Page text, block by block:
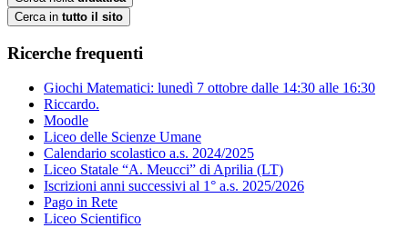
Cerca in tutto il sito
Ricerche frequenti
Giochi Matematici: lunedì 7 ottobre dalle 14:30 alle 16:30
Riccardo.
Moodle
Liceo delle Scienze Umane
Calendario scolastico a.s. 2024/2025
Liceo Statale “A. Meucci” di Aprilia (LT)
Iscrizioni anni successivi al 1° a.s. 2025/2026
Pago in Rete
Liceo Scientifico